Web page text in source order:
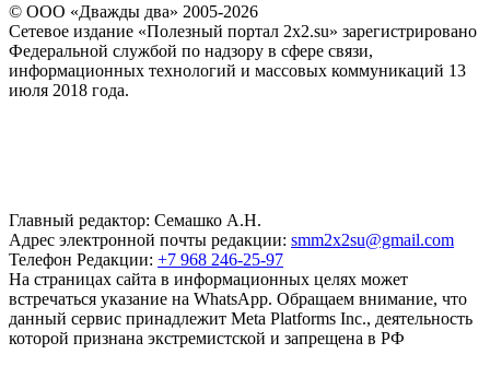
© ООО «Дважды два» 2005-2026
Сетевое издание «Полезный портал 2x2.su» зарегистрировано
Федеральной службой по надзору в сфере связи,
информационных технологий и массовых коммуникаций 13
июля 2018 года.
Главный редактор: Семашко А.Н.
Адрес электронной почты редакции: smm2x2su@gmail.com
Телефон Редакции: +7 968 246-25-97
На страницах сайта в информационных целях может
встречаться указание на WhatsApp. Обращаем внимание, что
данный сервис принадлежит Meta Platforms Inc., деятельность
которой признана экстремистской и запрещена в РФ